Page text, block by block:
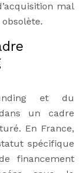
mal
et du
un cadre
En France,
spécifique
financement